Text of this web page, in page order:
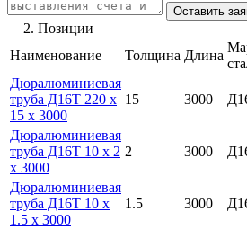
2. Позиции
Наименование
Толщина Длина
Дюралюминиевая
труба Д16Т 220 х
15 х 3000
15 3000
Дюралюминиевая
труба Д16Т 10 х 2
х 3000
2 3000
Дюралюминиевая
труба Д16Т 10 х
1.5 х 3000
1.5 3000